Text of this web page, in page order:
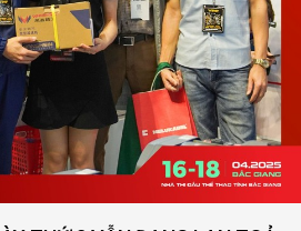
THỨ 2 VẪN ĐANG LAN TOẢ -